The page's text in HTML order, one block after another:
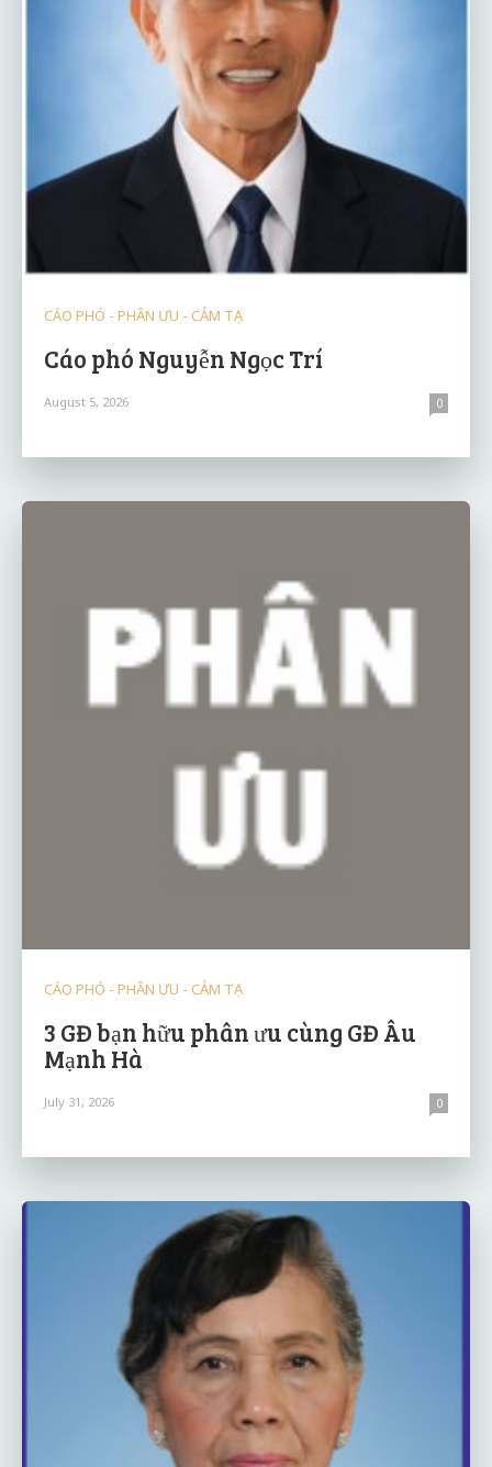
CÁO PHÓ - PHÂN ƯU - CẢM TẠ
Cáo phó Nguyễn Ngọc Trí
August 5, 2026 0
CÁO PHÓ - PHÂN ƯU - CẢM TẠ
3 GĐ bạn hữu phân ưu cùng GĐ Âu
Mạnh Hà
July 31, 2026 0